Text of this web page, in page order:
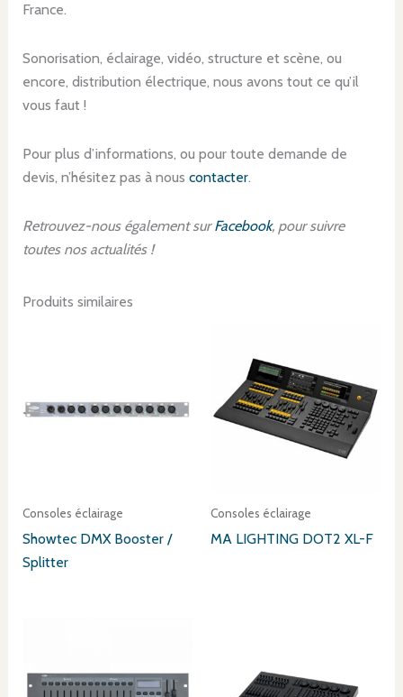
France.
Sonorisation, éclairage, vidéo, structure et scène, ou
encore, distribution électrique, nous avons tout ce qu’il
vous faut !
Pour plus d’informations, ou pour toute demande de
devis, n’hésitez pas à nous contacter.
Retrouvez-nous également surFacebook, pour suivre
toutes nos actualités !
Produits similaires
Consoles éclairage
Showtec DMX Booster /
Splitter
Consoles éclairage
MA LIGHTING DOT2 XL-F